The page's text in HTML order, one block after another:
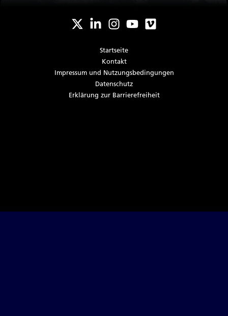
Startseite
Kontakt
Impressum und Nutzungsbedingungen
Datenschutz
Er­klä­rung zur Bar­rie­re­frei­heit